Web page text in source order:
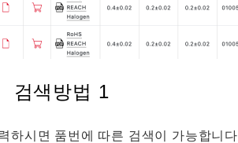
검색방법 1
하시면 품번에 따른 검색이 가능합니